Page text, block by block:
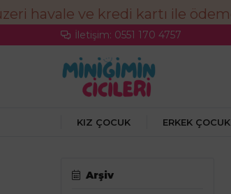
İletişim: 0551 170 4757
KIZ ÇOCUK ERKEK ÇOCUK
Arşiv